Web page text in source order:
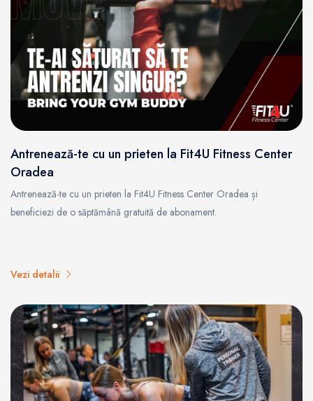
Antrenează-te cu un prieten la Fit4U Fitness Center
Oradea
Antrenează-te cu un prieten la Fit4U Fitness Center Oradea și
beneficiezi de o săptămână gratuită de abonament.
Vezi detalii